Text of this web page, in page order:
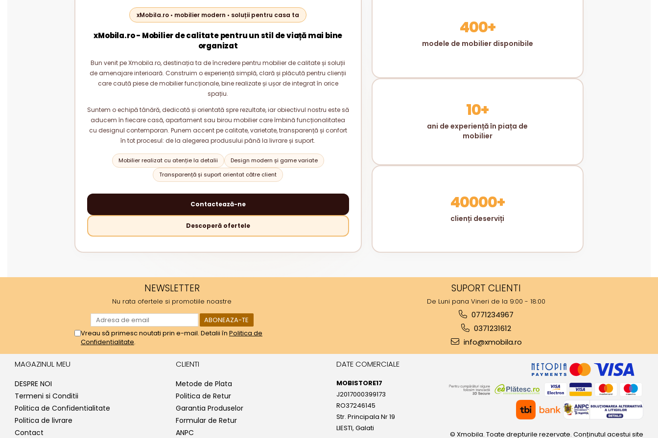
xMobila.ro • mobilier modern • soluții pentru casa ta
xMobila.ro - Mobilier de calitate pentru un stil de viață mai bine
organizat
Bun venit pe Xmobila.ro, destinația ta de încredere pentru mobilier de calitate și soluții
de amenajare interioară. Construim o experiență simplă, clară și plăcută pentru clienții
care caută piese de mobilier funcționale, bine realizate și ușor de integrat în orice
spațiu.
Suntem o echipă tânără, dedicată și orientată spre rezultate, iar obiectivul nostru este să
aducem în fiecare casă, apartament sau birou mobilier care îmbină funcționalitatea
cu designul contemporan. Punem accent pe calitate, varietate, transparență și confort
în tot procesul: de la alegerea produsului până la livrare și suport.
Mobilier realizat cu atenție la detalii
Design modern și game variate
Transparență și suport orientat către client
Contactează-ne
Descoperă ofertele
400+
modele de mobilier disponibile
10+
ani de experiență în piața de
mobilier
40000+
clienți deserviți
NEWSLETTER
Nu rata ofertele si promotiile noastre
Vreau să primesc noutati prin e-mail. Detalii în Politica de
Confidențialitate.
SUPORT CLIENTI
De Luni pana Vineri de la 9:00 - 18:00
0771234967
0371231612
info@xmobila.ro
MAGAZINUL MEU
DESPRE NOI
Termeni si Conditii
Politica de Confidentialitate
Politica de livrare
Contact
CLIENTI
Metode de Plata
Politica de Retur
Garantia Produselor
Formular de Retur
ANPC
DATE COMERCIALE
MOBISTORE17
J2017000399173
RO37246145
Str. Principala Nr 19
LIESTI, Galati
© Xmobila. Toate drepturile rezervate. Conținutul acestui site